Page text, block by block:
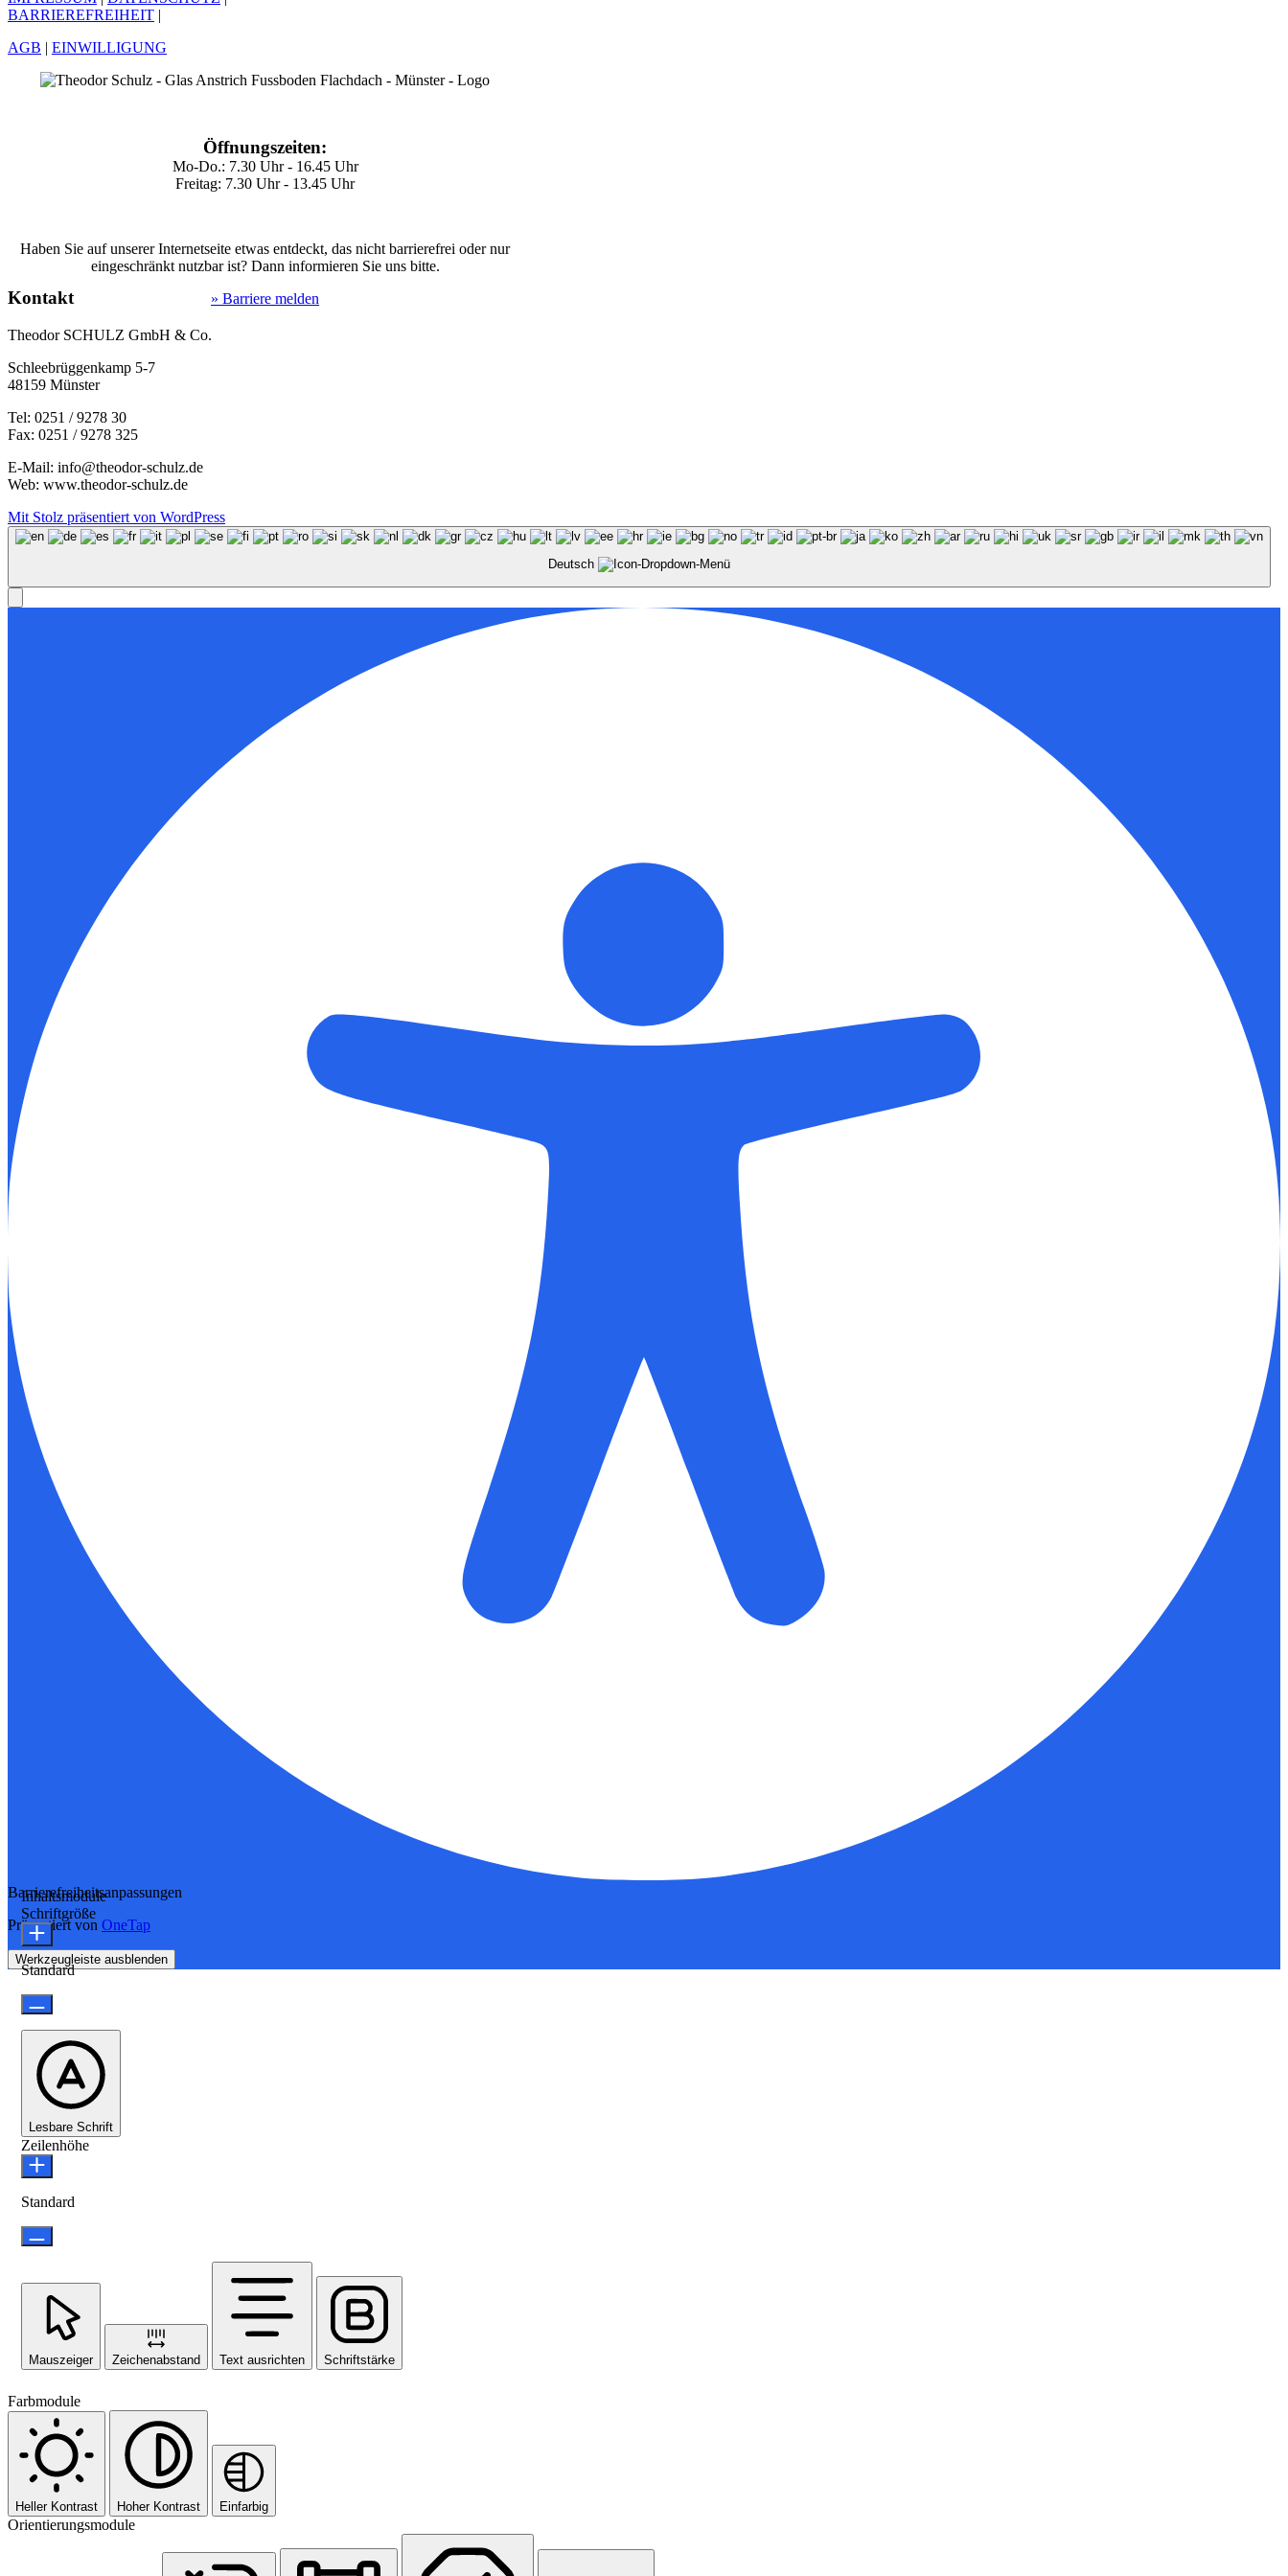
BARRIEREFREIHEIT |
AGB | EINWILLIGUNG
Öffnungszeiten:
Mo-Do.: 7.30 Uhr - 16.45 Uhr
Freitag: 7.30 Uhr - 13.45 Uhr
Haben Sie auf unserer Internetseite etwas entdeckt, das nicht barrierefrei oder nur
eingeschränkt nutzbar ist? Dann informieren Sie uns bitte.
» Barriere melden
Kontakt
Theodor SCHULZ GmbH & Co.
Schleebrüggenkamp 5-7
48159 Münster
Tel: 0251 / 9278 30
Fax: 0251 / 9278 325
E-Mail: info@theodor-schulz.de
Web: www.theodor-schulz.de
Mit Stolz präsentiert von WordPress
Deutsch
Barrierefreiheitsanpassungen
Präsentiert von OneTap
Werkzeugleiste ausblenden
Inhaltsmodule
Schriftgröße
Standard
Lesbare Schrift
Zeilenhöhe
Standard
Mauszeiger Zeichenabstand Text ausrichten Schriftstärke
Farbmodule
Heller Kontrast Hoher Kontrast Einfarbig
Orientierungsmodule